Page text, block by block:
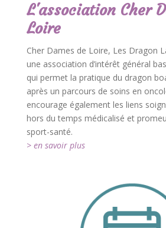
L'association Cher
Loire
Cher Dames de Loire, Les Dragon
une association d’intérêt général
qui permet la pratique du dragon
après un parcours de soins en
encourage également les liens
hors du temps médicalisé et
sport-santé.
> en savoir plus